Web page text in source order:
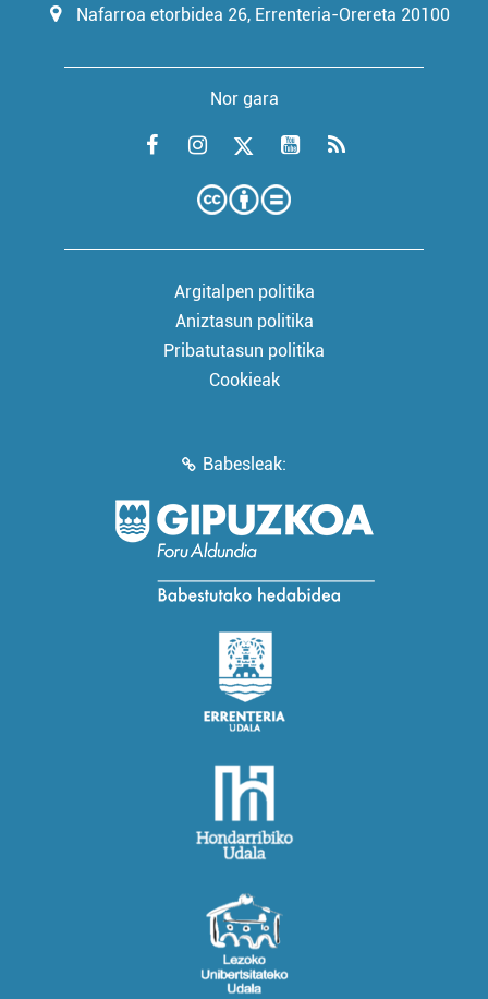
Nafarroa etorbidea 26, Errenteria-Orereta 20100
Nor gara
Argitalpen politika
Aniztasun politika
Pribatutasun politika
Cookieak
Babesleak: